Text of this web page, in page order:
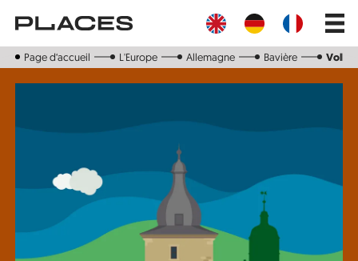
contenu
Main
Page d‘accueil L'Europe Allemagne Bavière